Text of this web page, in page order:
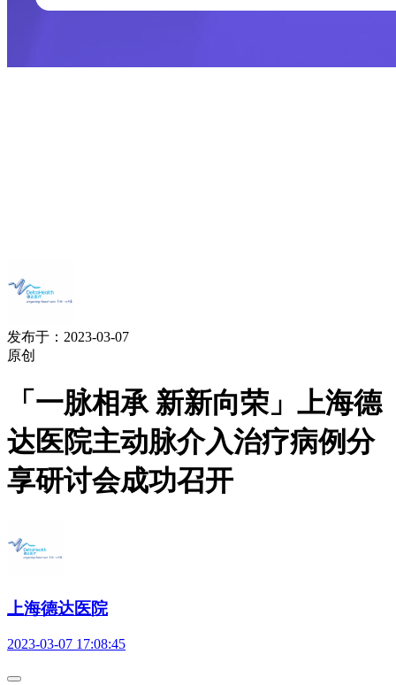
发布于：2023-03-07
原创
「一脉相承 新新向荣」上海德
达医院主动脉介入治疗病例分
享研讨会成功召开
上海德达医院
2023-03-07 17:08:45